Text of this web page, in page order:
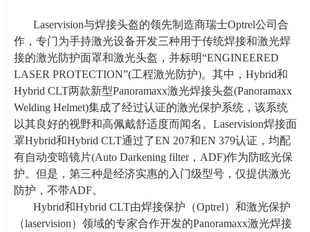
Laservision与焊接头盔的领先制造商瑞士Optrel公司合
作，专门为手持激光设备开发三种用于传统焊接和激光焊
接的激光防护面罩和激光头盔，并标明“ENGINEERED
LASER PROTECTION”(工程激光防护)。其中，Hybrid和
Hybrid CLT两款新型Panoramaxx激光焊接头盔(Panoramaxx
Welding Helmet)集成了经过认证的激光保护系统，该系统
以其良好的视野和高佩戴舒适度而闻名。 Laservision焊接面
罩Hybrid和Hybrid CLT通过了EN 207和EN 379认证，均配
有自动变暗镜片(Auto Darkening filter， ADF)作为防眩光保
护。但是，第三种是经济实惠的入门级型号，仅提供激光
防护，不带ADF。
Hybrid和Hybrid CLT由焊接保护（Optrel）和激光保护
（laservision）领域的专家合作开发的Panoramaxx激光焊接